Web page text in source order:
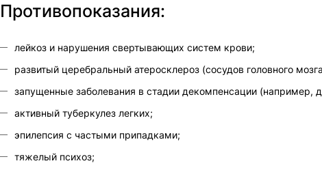
Противопоказания:
лейкоз и нарушения свертывающих систем крови;
развитый церебральный атеросклероз (сосудов головного
запущенные заболевания в стадии декомпенсации (например,
активный туберкулез легких;
эпилепсия с частыми припадками;
тяжелый психоз;